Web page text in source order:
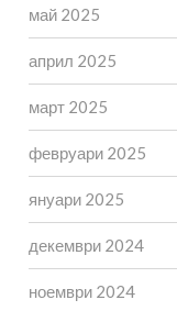
май 2025
април 2025
март 2025
февруари 2025
януари 2025
декември 2024
ноември 2024